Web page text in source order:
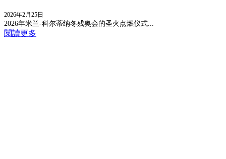
2026年2月25日
2026年米兰-科尔蒂纳冬残奥会的圣火点燃仪式...
閱讀更多